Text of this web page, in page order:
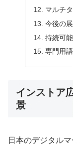
マルチ
今後の
持続可
専門用
インストア
景
日本のデジタル